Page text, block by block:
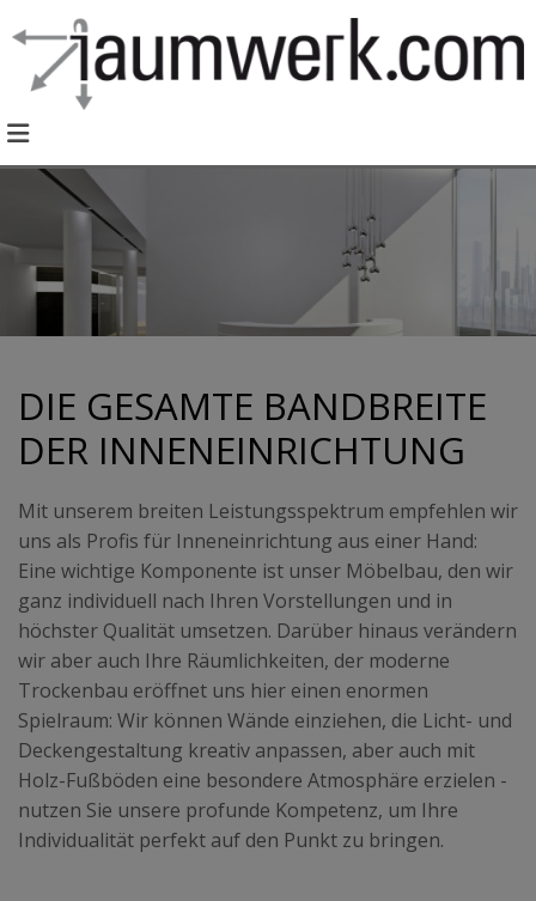
DIE GESAMTE BANDBREITE
DER INNENEINRICHTUNG
Mit unserem breiten Leistungsspektrum empfehlen wir
uns als Profis für Inneneinrichtung aus einer Hand:
Eine wichtige Komponente ist unser Möbelbau, den wir
ganz individuell nach Ihren Vorstellungen und in
höchster Qualität umsetzen. Darüber hinaus verändern
wir aber auch Ihre Räumlichkeiten, der moderne
Trockenbau eröffnet uns hier einen enormen
Spielraum: Wir können Wände einziehen, die Licht- und
Deckengestaltung kreativ anpassen, aber auch mit
Holz-Fußböden eine besondere Atmosphäre erzielen -
nutzen Sie unsere profunde Kompetenz, um Ihre
Individualität perfekt auf den Punkt zu bringen.